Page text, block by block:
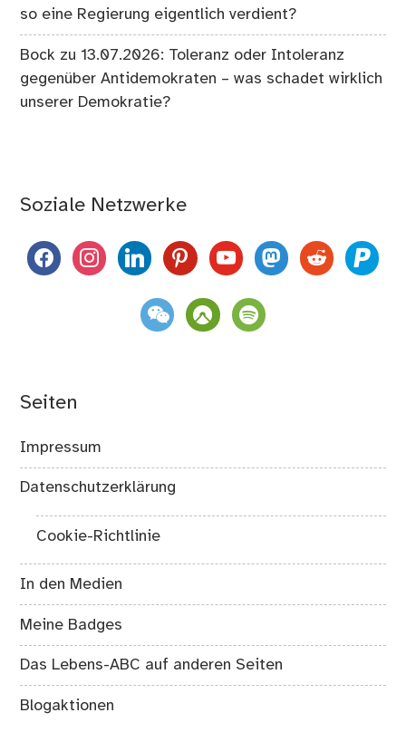
so eine Regierung eigentlich verdient?
Bock zu13.07.2026: Toleranz oder Intoleranz
gegenüber Antidemokraten – was schadet wirklich
unserer Demokratie?
Soziale Netzwerke
facebookinstagramlinkedinpinterestyoutubemastodon
reddit paypal
weixin komootspotify
Seiten
Impressum
Datenschutzerklärung
Cookie-Richtlinie
In den Medien
Meine Badges
Das Lebens-ABC auf anderen Seiten
Blogaktionen